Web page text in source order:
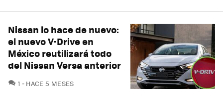
Nissan lo hace de nuevo:
el nuevo V-Drive en
México reutilizará todo
del Nissan Versa anterior
1 COMENTARIOS
HACE 5 MESES